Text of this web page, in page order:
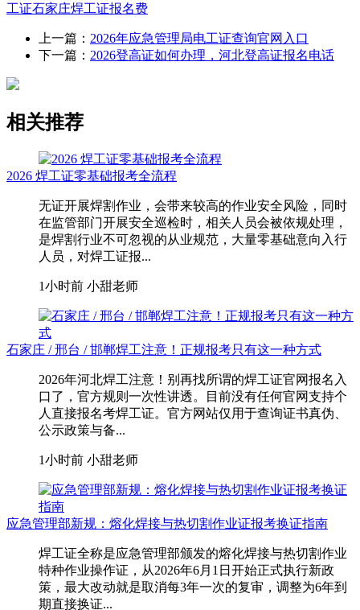
工证石家庄焊工证报名费
上一篇： 2026年应急管理局电工证查询官网入口
下一篇： 2026登高证如何办理，河北登高证报名电话
相关推荐
2026 焊工证零基础报考全流程
无证开展焊割作业，会带来较高的作业安全风险，同时
在监管部门开展安全巡检时，相关人员会被依规处理，
是焊割行业不可忽视的从业规范，大量零基础意向入行
人员，对焊工证报...
1小时前 小甜老师
石家庄 / 邢台 / 邯郸焊工注意！正规报考只有这一种方式
2026年河北焊工注意！别再找所谓的焊工证官网报名入
口了，官方规则一次性讲透。目前没有任何官网支持个
人直接报名考焊工证。官方网站仅用于查询证书真伪、
公示政策与备...
1小时前 小甜老师
应急管理部新规：熔化焊接与热切割作业证报考换证指南
焊工证全称是应急管理部颁发的熔化焊接与热切割作业
特种作业操作证，从2026年6月1日开始正式执行新政
策，最大改动就是取消每3年一次的复审，调整为6年到
期直接换证...